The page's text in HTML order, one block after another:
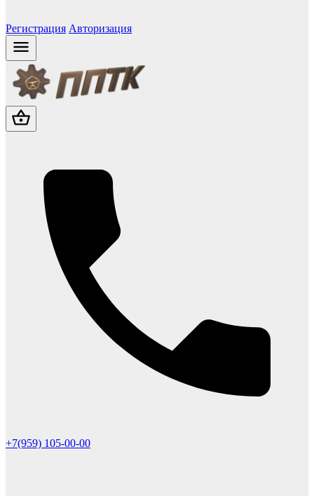
Регистрация Авторизация
+7(959) 105-00-00